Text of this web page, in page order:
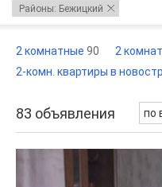
Районы: Бежицкий
2 комнатные 90 2
2-комн. квартиры в
83 объявления по